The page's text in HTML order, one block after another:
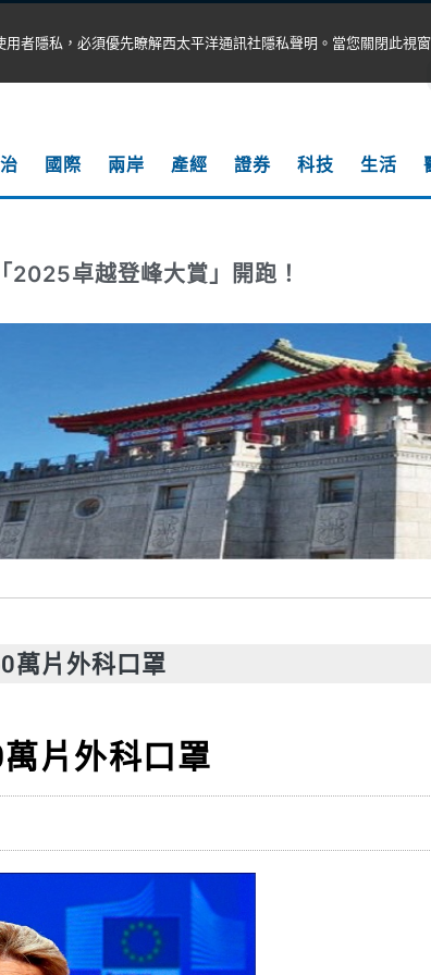
國際 兩岸 產經 證券 科技 生活
2025卓越登峰大賞」開跑！
萬片外科口罩
片外科口罩
者隱私，必須優先瞭解西太平洋通訊社隱私聲明。當您關閉此視